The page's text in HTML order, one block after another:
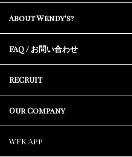
About Wendy's?
FAQ / お問い合わせ
RECRUIT
Our Company
WFK App